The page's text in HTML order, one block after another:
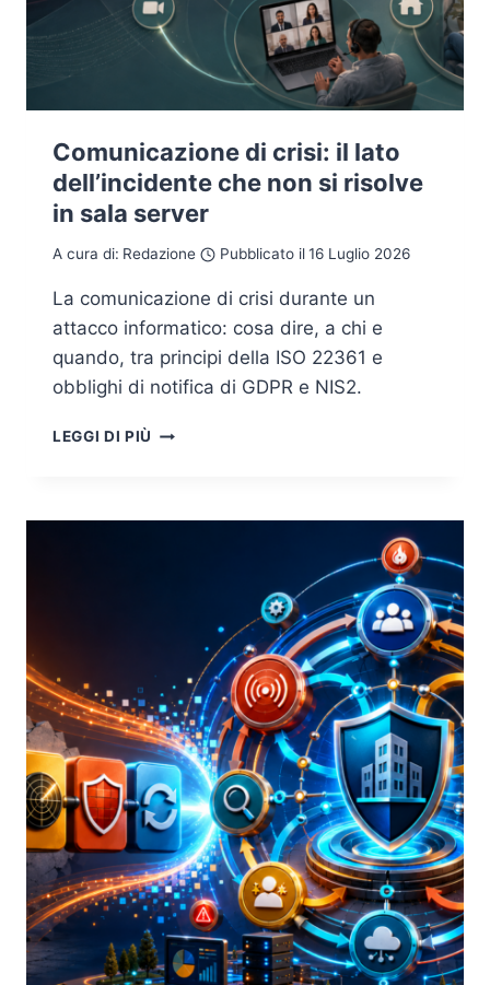
Comunicazione di crisi: il lato
dell’incidente che non si risolve
in sala server
A cura di: Redazione Pubblicato il16 Luglio 2026
La comunicazione di crisi durante un
attacco informatico: cosa dire, a chi e
quando, tra principi della ISO 22361 e
obblighi di notifica di GDPR e NIS2.
LEGGI DI PIÙ COMUNICAZIONE
LATO
RISOLVE
SALA
SERVER